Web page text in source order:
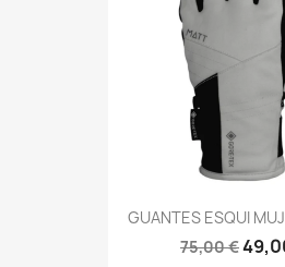
GUANTES ESQUI
75,00 €